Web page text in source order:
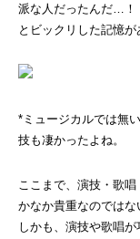
派な人だったんだ…！
とビックリした記憶が
*ミュージカルでは無
技も凄かったよね。
ここまで、演技・歌
かなか貴重なのではな
しかも、演技や歌唱